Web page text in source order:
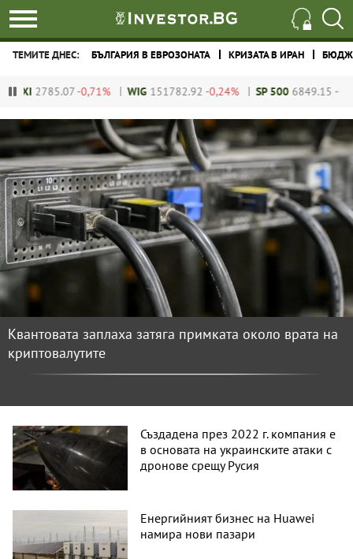
ТЕМИТЕ ДНЕС: БЪЛГАРИЯ В ЕВРОЗОНАТА КРИЗАТА В ИРАН
-0,71% WIG 151782.92-0,24% SP 500 6849.15-0,01% DJIA
Квантовата заплаха затяга примката около врата на
криптовалутите
Създадена през 2022 г. компания е
в основата на украинските атаки с
дронове срещу Русия
Енергийният бизнес на Huawei
намира нови пазари